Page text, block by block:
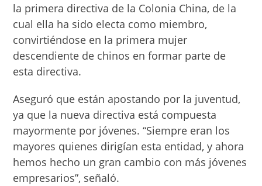
la primera directiva de la Colonia China, de la
cual ella ha sido electa como miembro,
convirtiéndose en la primera mujer
descendiente de chinos en formar parte de
esta directiva.
Aseguró que están apostando por la juventud,
ya que la nueva directiva está compuesta
mayormente por jóvenes. “Siempre eran los
mayores quienes dirigían esta entidad, y ahora
hemos hecho un gran cambio con más jóvenes
empresarios”, señaló.